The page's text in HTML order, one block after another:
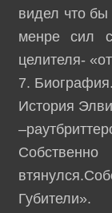
видел что
менре сил
целителя-
7.
История
Губители».